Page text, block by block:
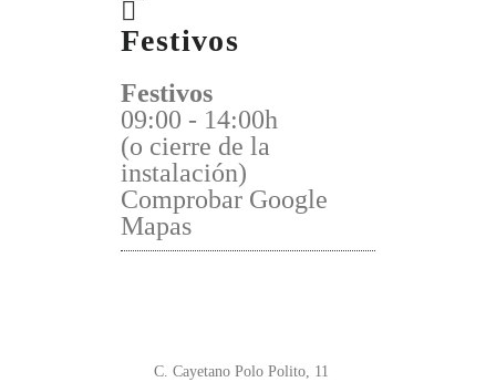
Festivos
Festivos
09:00 - 14:00h
(o cierre de la
instalación)
Comprobar Google
Mapas
C. Cayetano Polo Polito, 11